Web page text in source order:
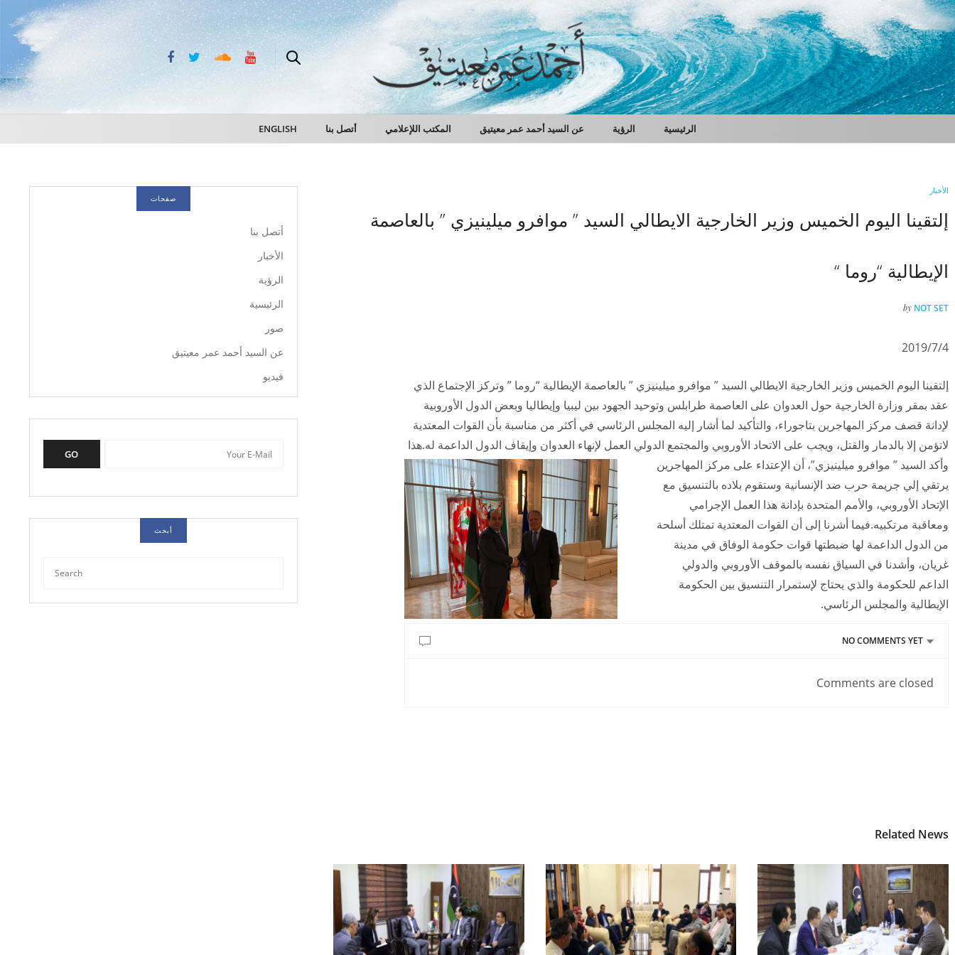
الرئيسية الرؤية عن السيد أحمد عمر معيتيق المكتب اللإعلامي أتصل بنا ENGLISH
الأخبار
إلتقينا اليوم الخميس وزير الخارجية الايطالي السيد ” موافرو ميلينيزي ” بالعاصمة
الإيطالية “روما “
by NOT SET
2019/7/4
إلتقينا اليوم الخميس وزير الخارجية الايطالي السيد ” موافرو ميلينيزي ” بالعاصمة الإيطالية “روما ” وتركز الإجتماع الذي
عقد بمقر وزارة الخارجية حول العدوان على العاصمة طرابلس وتوحيد الجهود بين ليبيا وإيطاليا وبعض الدول الأوروبية
لإدانة قصف مركز المهاجرين بتاجوراء، والتأكيد لما أشار إليه المجلس الرئاسي في أكثر من مناسبة بأن القوات المعتدية
لاتؤمن إلا بالدمار والقتل، ويجب على الاتحاد الأوروبي والمجتمع الدولي العمل لإنهاء العدوان وإيقاف الدول الداعمة له.هذا
وأكد السيد ” موافرو ميلينيزي”، أن الإعتداء على مركز المهاجرين
يرتقي إلي جريمة حرب ضد الإنسانية وستقوم بلاده ‏بالتنسيق مع
الإتحاد الأوروبي، والأمم المتحدة بإدانة هذا العمل الإجرامي
ومعاقبة مرتكبيه.فيما أشرنا إلى أن القوات المعتدية تمتلك أسلحة
من الدول الداعمة لها ضبطتها قوات حكومة الوفاق في مدينة
غريان، وأشدنا في السياق نفسه بالموقف الأوروبي والدولي
الداعم للحكومة والذي يحتاج لإستمرار التنسيق بين الحكومة
الإيطالية والمجلس الرئاسي.
NO COMMENTS YET
Comments are closed
Related News
صفحات
أتصل بنا
الأخبار
الرؤية
الرئيسية
صور
عن السيد أحمد عمر معيتيق
فيديو
GO
أبحث